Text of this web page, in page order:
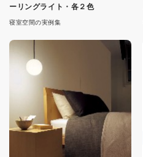
ーリングライト・各２色
寝室空間の実例集